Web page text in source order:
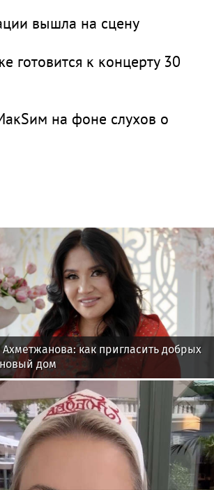
вышла на сцену
к концерту 30
на фоне слухов о
Ахметжанова: как пригласить добрых
дом